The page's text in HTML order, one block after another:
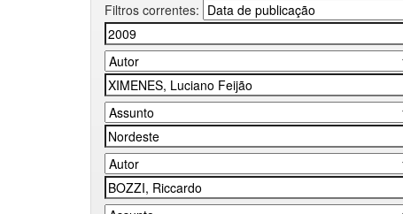
Filtros correntes: